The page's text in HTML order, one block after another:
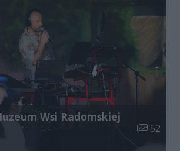
Wsi Radomskiej
Liczba
52